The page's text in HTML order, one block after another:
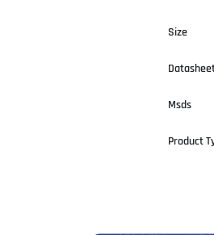
Size
Msds
Product